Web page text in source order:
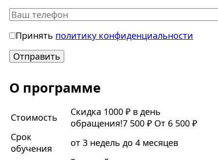
Принять политику конфиденциальности
О программе
Стоимость
Скидка 1000 ₽ в день
обращения!7 500 ₽ От 6 500 ₽
Срок
обучения
от 3 недель до 4 месяцев